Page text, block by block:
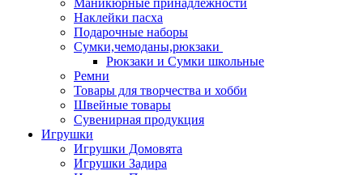
Маникюрные принадлежности
Наклейки пасха
Подарочные наборы
Сумки,чемоданы,рюкзаки
Рюкзаки и Сумки школьные
Ремни
Товары для творчества и хобби
Швейные товары
Сувенирная продукция
Игрушки
Игрушки Домовята
Игрушки Задира